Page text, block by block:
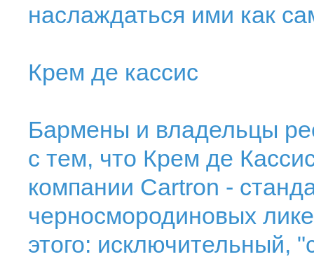
наслаждаться ими как
Крем де кассис
Бармены и владельцы
с тем, что Крем де
компании Cartron -
черносмородиновых
этого: исключительный,